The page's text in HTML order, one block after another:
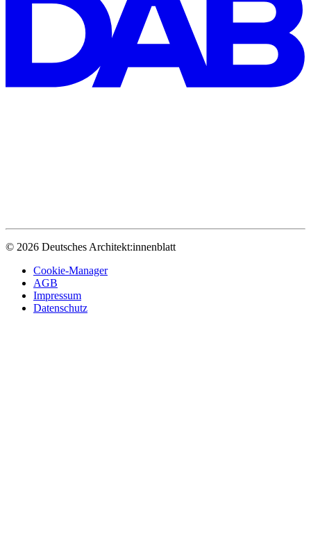
© 2026 Deutsches Architekt:innenblatt
Cookie-Manager
AGB
Impressum
Datenschutz